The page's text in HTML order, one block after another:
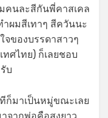
คนละสีกันพี่คาสเคล
ผมสีเทาๆ สีควันนะ
ของบรรดาสาวๆ
ทศไทย) ก็เลยชอบ
บ
ก็มาเป็นหมู่ขณะเลย